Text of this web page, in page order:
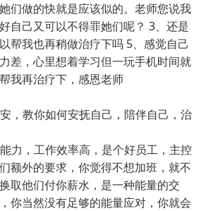
们做的快就是应该似的。老师您说我
自己又可以不得罪她们呢？ 3、还是
帮我也再稍做治疗下吗 5、感觉自己
差，心里想着学习但一玩手机时间就
我再治疗下，感恩老师
，教你如何安抚自己，陪伴自己，治
力，工作效率高，是个好员工，主控
额外的要求，你觉得不想加班，就不
取他们付你薪水，是一种能量的交
你当然没有足够的能量应对，你就会